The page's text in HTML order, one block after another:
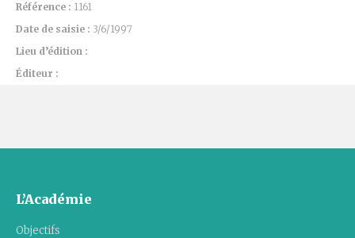
Référence : 1161
Date de saisie : 3/6/1997
Lieu d’édition :
Éditeur :
L’Académie
Objectifs